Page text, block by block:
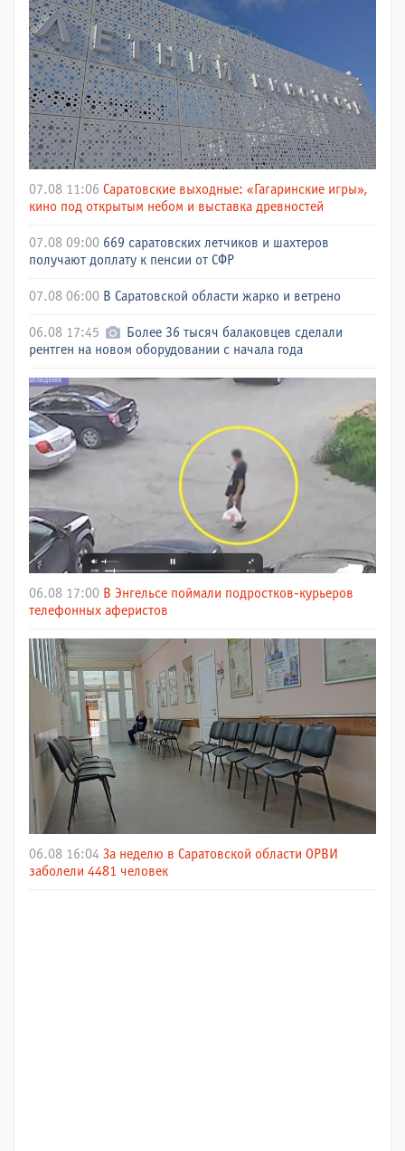
07.08 11:06 Саратовские выходные: «Гагаринские игры»,
кино под открытым небом и выставка древностей
07.08 09:00 669 саратовских летчиков и шахтеров
получают доплату к пенсии от СФР
07.08 06:00 В Саратовской области жарко и ветрено
06.08 17:45
Более 36 тысяч балаковцев сделали
рентген на новом оборудовании с начала года
06.08 17:00 В Энгельсе поймали подростков-курьеров
телефонных аферистов
06.08 16:04 За неделю в Саратовской области ОРВИ
заболели 4481 человек